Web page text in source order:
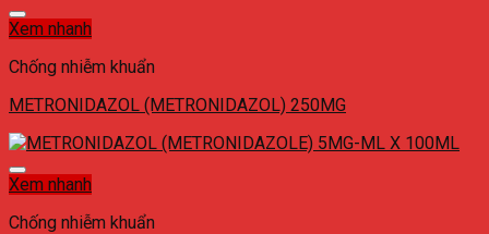
Xem nhanh
Chống nhiễm khuẩn
METRONIDAZOL (METRONIDAZOL) 250MG
Xem nhanh
Chống nhiễm khuẩn